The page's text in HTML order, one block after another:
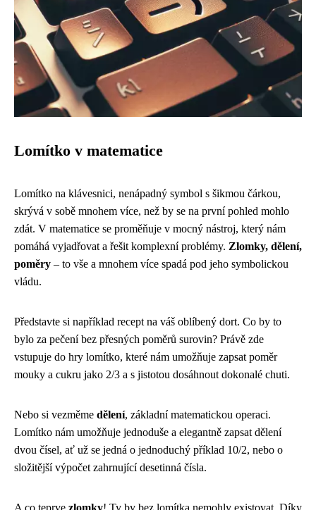
Lomítko v matematice
Lomítko na klávesnici, nenápadný symbol s šikmou čárkou,
skrývá v sobě mnohem více, než by se na první pohled mohlo
zdát. V matematice se proměňuje v mocný nástroj, který nám
pomáhá vyjadřovat a řešit komplexní problémy. Zlomky, dělení,
poměry – to vše a mnohem více spadá pod jeho symbolickou
vládu.
Představte si například recept na váš oblíbený dort. Co by to
bylo za pečení bez přesných poměrů surovin? Právě zde
vstupuje do hry lomítko, které nám umožňuje zapsat poměr
mouky a cukru jako 2/3 a s jistotou dosáhnout dokonalé chuti.
Nebo si vezměme dělení, základní matematickou operaci.
Lomítko nám umožňuje jednoduše a elegantně zapsat dělení
dvou čísel, ať už se jedná o jednoduchý příklad 10/2, nebo o
složitější výpočet zahrnující desetinná čísla.
A co teprve zlomky! Ty by bez lomítka nemohly existovat. Díky